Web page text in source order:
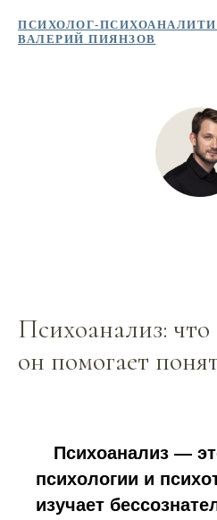
ПСИХОЛОГ-
ВАЛЕРИЙ ПИЯНЗОВ
Психоанализ: что
он помогает
Психоанализ —
психологии и
изучает